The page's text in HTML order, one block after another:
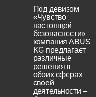
Под девизом
«Чувство
настоящей
безопасности»
компания ABUS
KG предлагает
различные
решения в
обоих сферах
своей
деятельности –